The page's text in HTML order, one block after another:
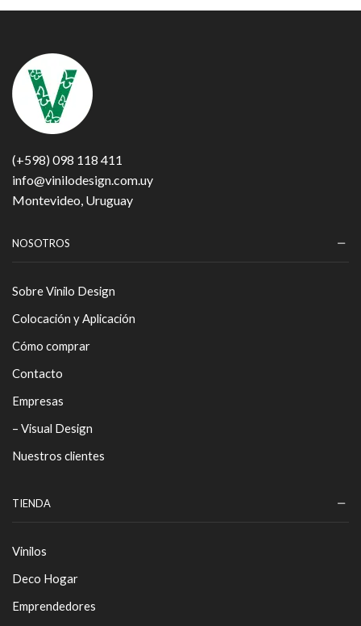
(+598) 098 118 411
info@vinilodesign.com.uy
Montevideo, Uruguay
NOSOTROS
Sobre Vinilo Design
Colocación y Aplicación
Cómo comprar
Contacto
Empresas
– Visual Design
Nuestros clientes
TIENDA
Vinilos
Deco Hogar
Emprendedores